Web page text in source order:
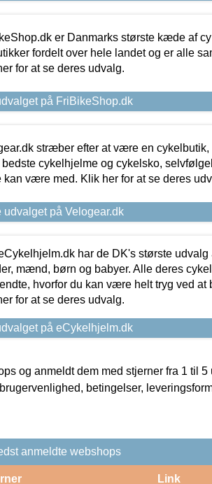
er Danmarks største kæde af
fordelt over hele landet og er alle
for at se deres udvalg.
på FriBikeShop.dk
stræber efter at være en cykelbutik,
bedste cykelhjelme og cykelsko,
kan være med. Klik her for at se deres
udvalget på Velogear.dk
har de DK's største
mænd, børn og babyer. Alle deres
hvorfor du kan være helt tryg ved at
for at se deres udvalg.
på eCykelhjelm.dk
og anmeldt dem med stjerner fra 1 til 5
betingelser,
anmeldte webshops
Link